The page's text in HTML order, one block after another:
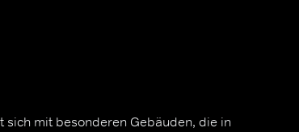
mit besonderen Gebäuden, die in